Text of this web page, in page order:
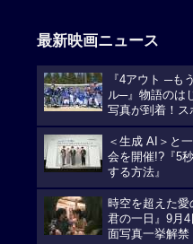
最新映画ニュース
『4アウト ─も
ル─』物語のは
写真が到着！ス
＜生成 AI＞と
会を開催!?『5
する方法』
時空を超えた愛
君の一日』9月
面写真一挙解禁